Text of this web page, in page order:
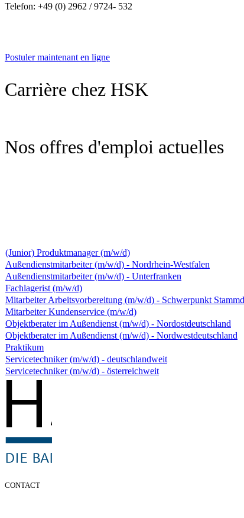
Telefon: +49 (0) 2962 / 9724- 532
Postuler maintenant en ligne
Carrière chez HSK
Nos offres d'emploi actuelles
(Junior) Produktmanager (m/w/d)
Außendienstmitarbeiter (m/w/d) - Nordrhein-Westfalen
Außendienstmitarbeiter (m/w/d) - Unterfranken
Fachlagerist (m/w/d)
Mitarbeiter Arbeitsvorbereitung (m/w/d) - Schwerpunkt
Mitarbeiter Kundenservice (m/w/d)
Objektberater im Außendienst (m/w/d) - Nordostdeutschland
Objektberater im Außendienst (m/w/d) - Nordwestdeutschland
Praktikum
Servicetechniker (m/w/d) - deutschlandweit
Servicetechniker (m/w/d) - österreichweit
CONTACT